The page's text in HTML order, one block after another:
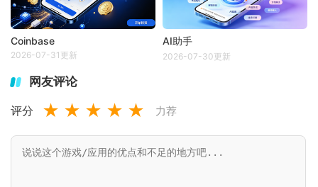
Coinbase
2026-07-31更新
AI助手
2026-07-30更新
网友评论
评分 ★ ★ ★ ★ ★ 力荐